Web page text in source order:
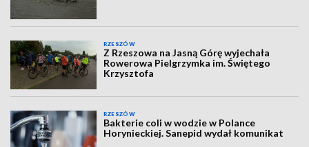
RZESZÓW
Z Rzeszowa na Jasną Górę wyjechała
Rowerowa Pielgrzymka im. Świętego
Krzysztofa
RZESZÓW
Bakterie coli w wodzie w Polance
Horynieckiej. Sanepid wydał komunikat